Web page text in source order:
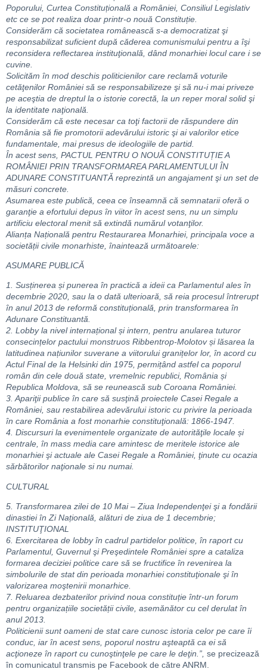
Poporului, Curtea Constituțională a României, Consiliul Legislativ
etc ce se pot realiza doar printr-o nouă Constituție.
Considerăm că societatea românească s-a democratizat şi
responsabilizat suficient după căderea comunismului pentru a îşi
reconsidera reflectarea instituţională, dând monarhiei locul care i se
cuvine.
Solicităm în mod deschis politicienilor care reclamă voturile
cetăţenilor României să se responsabilizeze şi să nu-i mai priveze
pe aceştia de dreptul la o istorie corectă, la un reper moral solid şi
la identitate naţională.
Considerăm că este necesar ca toţi factorii de răspundere din
România să fie promotorii adevărului istoric şi ai valorilor etice
fundamentale, mai presus de ideologiile de partid.
În acest sens, PACTUL PENTRU O NOUĂ CONSTITUȚIE A
ROMÂNIEI PRIN TRANSFORMAREA PARLAMENTULUI ÎN
ADUNARE CONSTITUANTĂ reprezintă un angajament şi un set de
măsuri concrete.
Asumarea este publică, ceea ce înseamnă că semnatarii oferă o
garanţie a efortului depus în viitor în acest sens, nu un simplu
artificiu electoral menit să extindă numărul votanţilor.
Alianța Națională pentru Restaurarea Monarhiei, principala voce a
societății civile monarhiste, înaintează următoarele:
ASUMARE PUBLICĂ
1. Susținerea și punerea în practică a ideii ca Parlamentul ales în
decembrie 2020, sau la o dată ulterioară, să reia procesul întrerupt
în anul 2013 de reformă constituțională, prin transformarea în
Adunare Constituantă.
2. Lobby la nivel internațional și intern, pentru anularea tuturor
consecințelor pactului monstruos Ribbentrop-Molotov și lăsarea la
latitudinea națiunilor suverane a viitorului granițelor lor, în acord cu
Actul Final de la Helsinki din 1975, permițând astfel ca poporul
român din cele două state, vremelnic republici, România și
Republica Moldova, să se reunească sub Coroana României.
3. Apariţii publice în care să susţină proiectele Casei Regale a
României, sau restabilirea adevărului istoric cu privire la perioada
în care România a fost monarhie constituţională: 1866-1947.
4. Discursuri la evenimentele organizate de autorităţile locale și
centrale, în mass media care amintesc de meritele istorice ale
monarhiei şi actuale ale Casei Regale a României, ţinute cu ocazia
sărbătorilor naţionale si nu numai.
CULTURAL
5. Transformarea zilei de 10 Mai – Ziua Independenţei şi a fondării
dinastiei în Zi Națională, alături de ziua de 1 decembrie;
INSTITUŢIONAL
6. Exercitarea de lobby în cadrul partidelor politice, în raport cu
Parlamentul, Guvernul şi Preşedintele României spre a cataliza
formarea deciziei politice care să se fructifice în revenirea la
simbolurile de stat din perioada monarhiei constituţionale şi în
valorizarea moştenirii monarhice.
7. Reluarea dezbaterilor privind noua constituție într-un forum
pentru organizațiile societății civile, asemănător cu cel derulat în
anul 2013.
Politicienii sunt oameni de stat care cunosc istoria celor pe care îi
conduc, iar în acest sens, poporul nostru aşteaptă ca ei să
acţioneze în raport cu cunoştinţele pe care le deţin.”, se precizează
în comunicatul transmis pe Facebook de către ANRM.